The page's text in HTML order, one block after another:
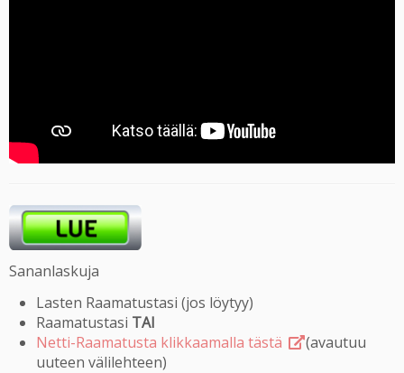
Sananlaskuja
Lasten Raamatustasi (jos löytyy)
Raamatustasi TAI
Netti-Raamatusta klikkaamalla tästä
(avautuu
uuteen välilehteen)